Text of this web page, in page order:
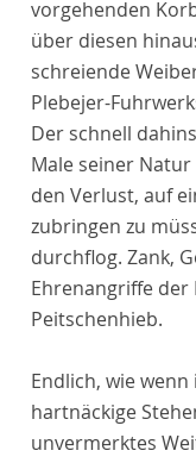
vorgehenden
über diesen
schreiende
Plebejer-
Der schnell
Male seiner
den Verlust, auf
zubringen zu
durchflog. Zank,
Ehrenangriffe
Peitschenhieb.
Endlich, wie
hartnäckige
unvermerktes